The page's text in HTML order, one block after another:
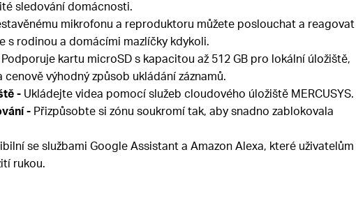
sledování domácnosti.
mikrofonu a reproduktoru můžete poslouchat a reagovat
s rodinou a domácími mazlíčky kdykoli.
kartu microSD s kapacitou až 512 GB pro lokální úložiště,
výhodný způsob ukládání záznamů.
-Ukládejte videa pomocí služeb cloudového úložiště MERCUSYS.
-Přizpůsobte si zónu soukromí tak, aby snadno zablokovala
se službami Google Assistant a Amazon Alexa, které uživatelům
rukou.